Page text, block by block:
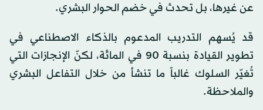
عن غيرها، بل تحدث في خضم الحوار البشري.
قد يُسهم التدريب المدعوم بالذكاء الاصطناعي في
تطوير القيادة بنسبة 90 في المائة، لكنّ الإنجازات التي
تُغيّر السلوك غالباً ما تنشأ من خلال التفاعل البشري
والملاحظة.